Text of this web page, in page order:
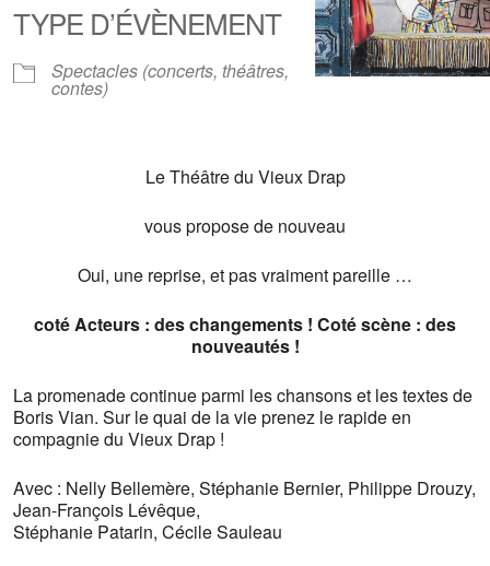
TYPE D’ÉVÈNEMENT
Spectacles (concerts, théâtres,
contes)
Le Théâtre du Vieux Drap
vous propose de nouveau
Oui, une reprise, et pas vraiment pareille …
coté Acteurs : des changements ! Coté scène : des
nouveautés !
La promenade continue parmi les chansons et les textes de
Boris Vian. Sur le quai de la vie prenez le rapide en
compagnie du Vieux Drap !
Avec : Nelly Bellemère, Stéphanie Bernier, Philippe Drouzy,
Jean-François Lévêque,
Stéphanie Patarin, Cécile Sauleau